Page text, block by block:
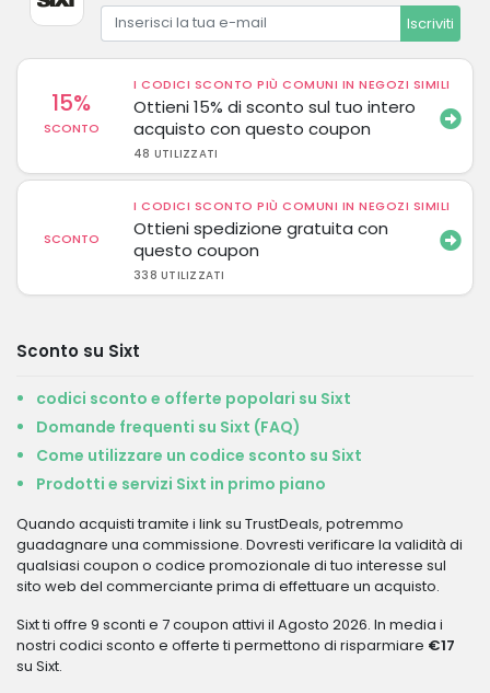
Iscriviti
15%
SCONTO
I CODICI SCONTO PIÙ COMUNI IN NEGOZI SIMILI
Ottieni 15% di sconto sul tuo intero
acquisto con questo coupon
48 UTILIZZATI
SCONTO
I CODICI SCONTO PIÙ COMUNI IN NEGOZI SIMILI
Ottieni spedizione gratuita con
questo coupon
338 UTILIZZATI
Sconto su Sixt
codici sconto e offerte popolari su Sixt
Domande frequenti su Sixt (FAQ)
Come utilizzare un codice sconto su Sixt
Prodotti e servizi Sixt in primo piano
Quando acquisti tramite i link su TrustDeals, potremmo
guadagnare una commissione. Dovresti verificare la validità di
qualsiasi coupon o codice promozionale di tuo interesse sul
sito web del commerciante prima di effettuare un acquisto.
Sixt ti offre 9 sconti e 7 coupon attivi il Agosto 2026. In media i
nostri codici sconto e offerte ti permettono di risparmiare €17
su Sixt.